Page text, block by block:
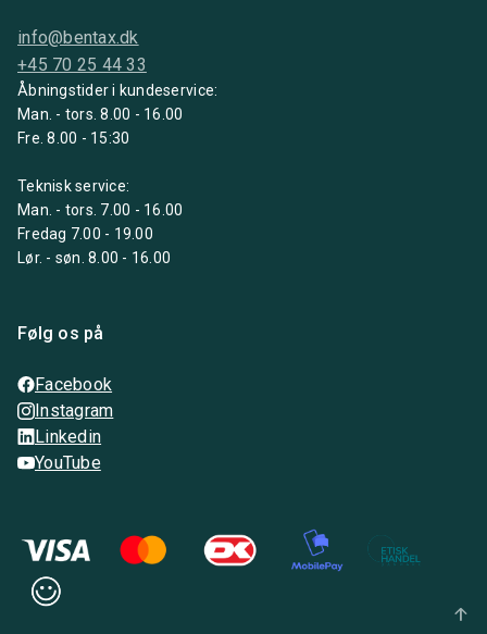
info@bentax.dk
+45 70 25 44 33
Åbningstider i kundeservice:
Man. - tors. 8.00 - 16.00
Fre. 8.00 - 15:30
Teknisk service:
Man. - tors. 7.00 - 16.00
Fredag 7.00 - 19.00
Lør. - søn. 8.00 - 16.00
Følg os på
Facebook
Instagram
Linkedin
YouTube
arrow_upward_alt